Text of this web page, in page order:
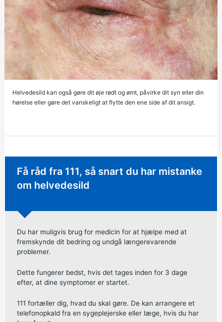
Helvedesild kan også gøre dit øje rødt og ømt, påvirke dit syn eller din
hørelse eller gøre det vanskeligt at flytte den ene side af dit ansigt.
Hastende rådgivning:
Få råd fra 111, så snart du har mistanke
om helvedesild
Du har muligvis brug for medicin for at hjælpe med at
fremskynde dit bedring og undgå længerevarende
problemer.
Dette fungerer bedst, hvis det tages inden for 3 dage
efter, at dine symptomer er startet.
111 fortæller dig, hvad du skal gøre. De kan arrangere et
telefonopkald fra en sygeplejerske eller læge, hvis du har